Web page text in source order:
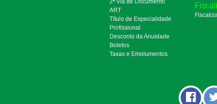
2ª Via de Documento
ART
Título de Especialidade
Profissional
Desconto da Anuidade
Boletos
Taxas e Emolumentos